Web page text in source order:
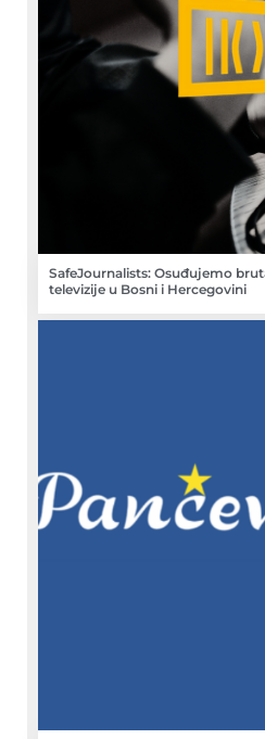
SafeJournalists: Osuđujemo
televizije u Bosni i Hercegovini